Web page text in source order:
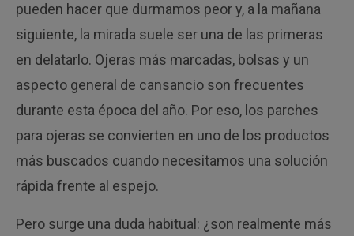
pueden hacer que durmamos peor y, a la mañana
siguiente, la mirada suele ser una de las primeras
en delatarlo. Ojeras más marcadas, bolsas y un
aspecto general de cansancio son frecuentes
durante esta época del año. Por eso, los parches
para ojeras se convierten en uno de los productos
más buscados cuando necesitamos una solución
rápida frente al espejo.
Pero surge una duda habitual: ¿son realmente más